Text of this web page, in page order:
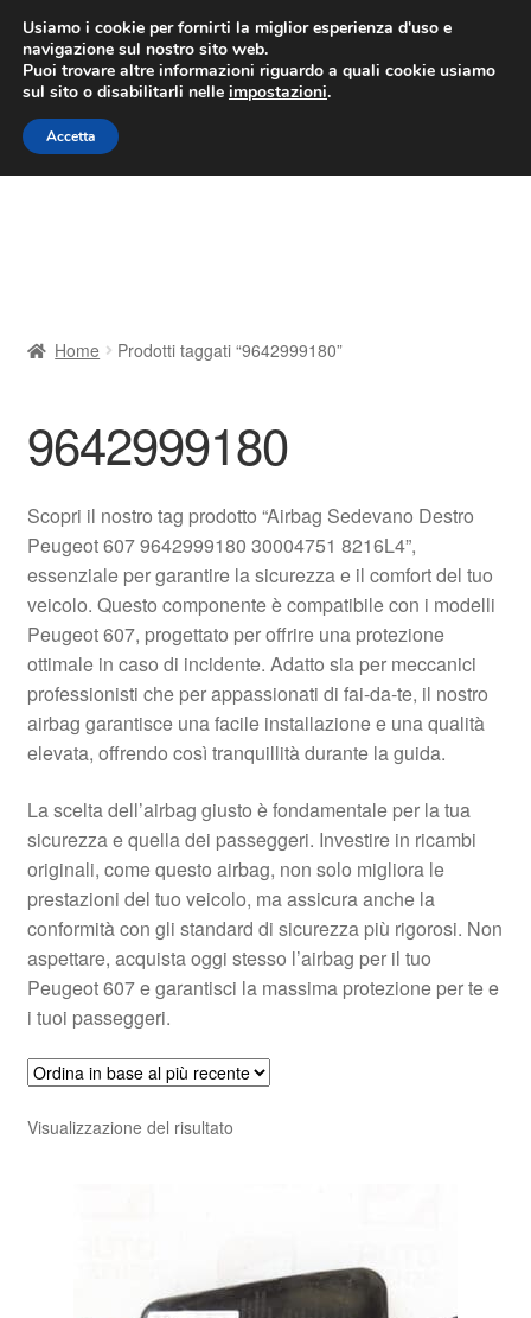
CONSEGNA da 7 EUR
Lun-Ven 9:00 - 16:00/800 580 290
Vai
alla
navigazione
Vai
al
contenuto
Contatto
Il mio account
Pagamenti
Politica sulla riservatezza
Procedura di Reclamo
Registratore di cassa
Rimostranza
Spedizione in tutto il mondo
Termini e condizioni
Home Prodotti taggati “9642999180”
9642999180
Scopri il nostro tag prodotto “Airbag Sedevano Destro
Peugeot 607 9642999180 30004751 8216L4”,
essenziale per garantire la sicurezza e il comfort del tuo
veicolo. Questo componente è compatibile con i modelli
Peugeot 607, progettato per offrire una protezione
ottimale in caso di incidente. Adatto sia per meccanici
professionisti che per appassionati di fai-da-te, il nostro
airbag garantisce una facile installazione e una qualità
elevata, offrendo così tranquillità durante la guida.
La scelta dell’airbag giusto è fondamentale per la tua
sicurezza e quella dei passeggeri. Investire in ricambi
originali, come questo airbag, non solo migliora le
prestazioni del tuo veicolo, ma assicura anche la
conformità con gli standard di sicurezza più rigorosi. Non
aspettare, acquista oggi stesso l’airbag per il tuo
Peugeot 607 e garantisci la massima protezione per te e
i tuoi passeggeri.
Visualizzazione del risultato
Usiamo i cookie per fornirti la miglior esperienza d'uso e
navigazione sul nostro sito web.
Puoi trovare altre informazioni riguardo a quali cookie usiamo
sul sito o disabilitarli nelle impostazioni.
Accetta